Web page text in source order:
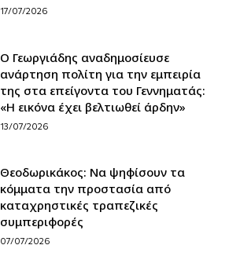
17/07/2026
Ο Γεωργιάδης αναδημοσίευσε
ανάρτηση πολίτη για την εμπειρία
της στα επείγοντα του Γεννηματάς:
«Η εικόνα έχει βελτιωθεί άρδην»
13/07/2026
Θεοδωρικάκος: Να ψηφίσουν τα
κόμματα την προστασία από
καταχρηστικές τραπεζικές
συμπεριφορές
07/07/2026